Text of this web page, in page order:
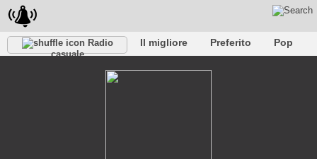
Radio
casuale
Il migliore Preferito
Pop
Jazz